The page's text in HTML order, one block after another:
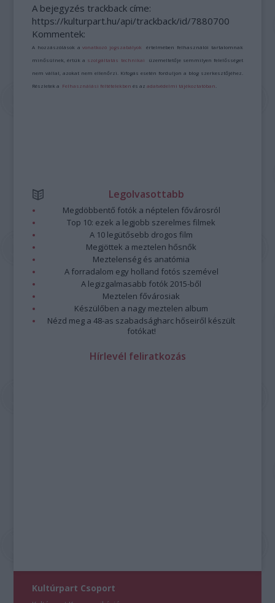
A bejegyzés trackback címe:
https://kulturpart.hu/api/trackback/id/7880700
Kommentek:
A hozzászólások avonatkozó jogszabályok értelmében felhasználói tartalomnak
minősülnek, értük a szolgáltatás technikai üzemeltetője semmilyen felelősséget
nem vállal, azokat nem ellenőrzi. Kifogás esetén forduljon a blog szerkesztőjéhez.
Részletek a Felhasználási feltételekben és azadatvédelmi tájékoztatóban
Legolvasottabb
Megdöbbentő fotók a néptelen fővárosról
Top 10: ezek a legjobb szerelmes filmek
A 10 legütősebb drogos film
Megjöttek a meztelen hősnők
Meztelenség és anatómia
A forradalom egy holland fotós szemével
A legizgalmasabb fotók 2015-ből
Meztelen fővárosiak
Készülőben a nagy meztelen album
Nézd meg a 48-as szabadságharc hőseiről készült
fotókat!
Hírlevél feliratkozás
Kultúrpart Csoport